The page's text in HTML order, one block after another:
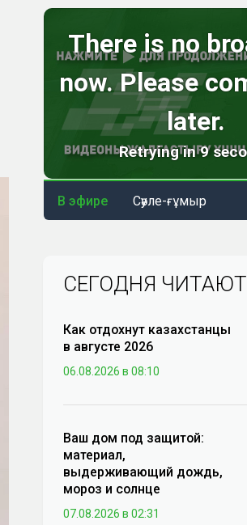
В эфире Сәуле-ғұмыр
СЕГОДНЯ ЧИТАЮТ
Как отдохнут казахстанцы
в августе 2026
06.08.2026 в 08:10
Ваш дом под защитой:
материал,
выдерживающий дождь,
мороз и солнце
07.08.2026 в 02:31